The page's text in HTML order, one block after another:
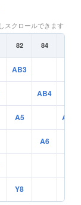
スクロールできます
82 84
AB3
AB4
A5 AB5
A6
Y8